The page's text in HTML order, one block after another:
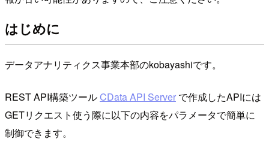
はじめに
データアナリティクス事業本部のkobayashiです。
REST API構築ツールCData API Server で作成したAPIには
GETリクエスト使う際に以下の内容をパラメータで簡単に
制御できます。